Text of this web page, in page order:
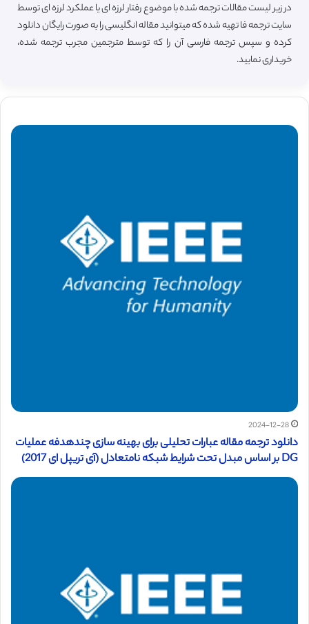
در زیر لیست مقالات ترجمه شده با موضوع رفتار لرزه ای یا عملکرد لرزه ای توسط
سایت ترجمه فا تهیه شده که میتوانید مقاله انگلیسی را به صورت رایگان دانلود
کرده و سپس ترجمه فارسی آن را که توسط مترجمین مجرب ترجمه شده،
خریداری نمایید.
2024-12-28
دانلود ترجمه مقاله عبارات تحلیلی برای بهینه سازی چندهدفه عملیات
DG بر اساس مبدل تحت شرایط شبکه نامتعادل (آی تریپل ای 2017)